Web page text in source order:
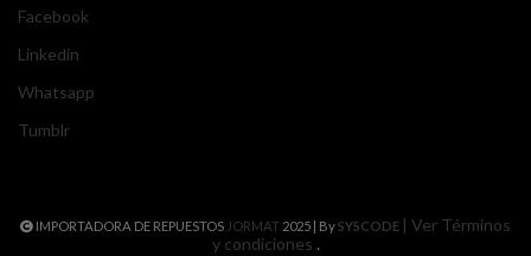
Facebook
Linkedin
Whatsapp
Tumblr
IMPORTADORA DE REPUESTOS JORMAT 2025 | BySYSCODE | Ver Términos
y condiciones .